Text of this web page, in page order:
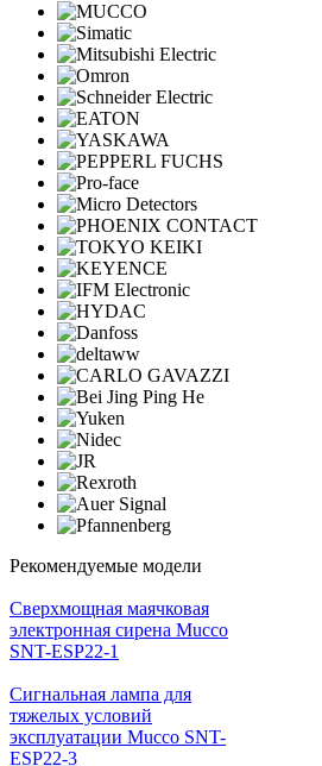
Рекомендуемые модели
Cверхмощная маячковая
электронная сирена Mucco
SNT-ESP22-1
Сигнальная лампа для
тяжелых условий
эксплуатации Mucco SNT-
ESP22-3